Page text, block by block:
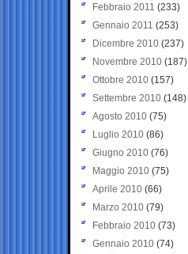
Febbraio 2011 (233)
Gennaio 2011 (253)
Dicembre 2010 (237)
Novembre 2010 (187)
Ottobre 2010 (157)
Settembre 2010 (148)
Agosto 2010 (75)
Luglio 2010 (86)
Giugno 2010 (76)
Maggio 2010 (75)
Aprile 2010 (66)
Marzo 2010 (79)
Febbraio 2010 (73)
Gennaio 2010 (74)